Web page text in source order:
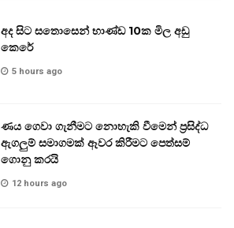
අද සිට සතොසෙන් භාණ්ඩ 10ක මිල අඩු
කෙරේ
5 hours ago
ණය ගෙවා ගැනීමට නොහැකි වීමෙන් ප්‍රසිද්ධ
ඇගලුම් සමාගමක් ඈවර කිරීමට පෙත්සම්
ගොනු කරයි
12 hours ago